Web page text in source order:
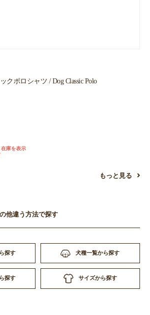
クポロシャツ / Dog Classic Polo
庫を表示
もっと見る
他違う方法で探す
探す 犬種一覧から探す
探す サイズから探す